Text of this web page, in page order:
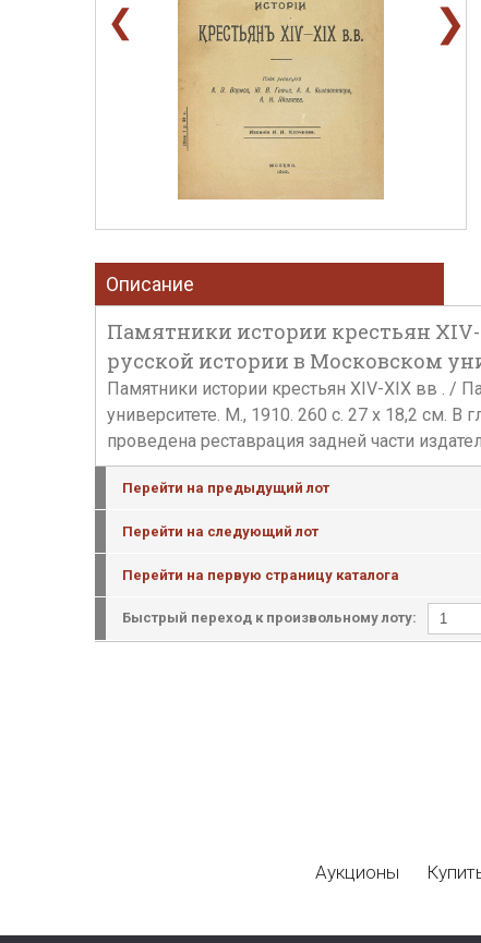
❮ ❯
Описание
Памятники истории крестьян
русской истории в Московском
Памятники истории крестьян XIV-XIX вв . /
университете. М., 1910. 260 с. 27 х 18,2 см.
проведена реставрация задней части
Перейти на предыдущий лот
Перейти на следующий лот
Перейти на первую страницу каталога
Быстрый переход к произвольному лоту:
Аукционы